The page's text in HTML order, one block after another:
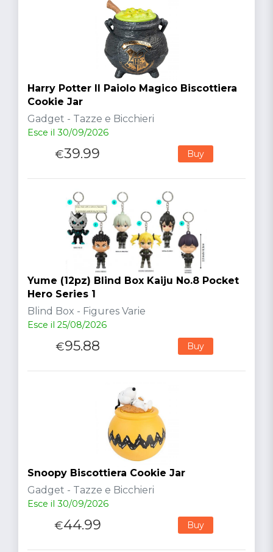
Harry Potter Il Paiolo Magico Biscottiera
Cookie Jar
Gadget - Tazze e Bicchieri
Esce il 30/09/2026
€39.99 Buy
Yume (12pz) Blind Box Kaiju No.8 Pocket
Hero Series 1
Blind Box - Figures Varie
Esce il 25/08/2026
€95.88 Buy
Snoopy Biscottiera Cookie Jar
Gadget - Tazze e Bicchieri
Esce il 30/09/2026
€44.99 Buy